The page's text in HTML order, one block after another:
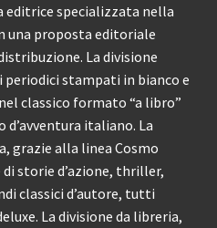
editrice specializzata nella
una proposta editoriale
La divisione
periodici stampati in bianco e
classico formato “a libro”
italiano. La
grazie alla linea Cosmo
storie d’azione, thriller,
classici d’autore, tutti
La divisione da libreria,